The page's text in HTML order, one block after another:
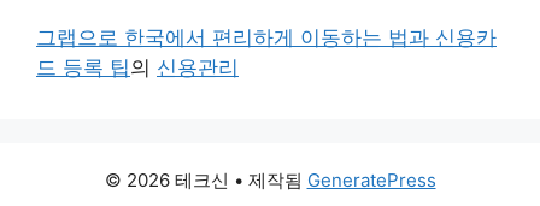
그랩으로 한국에서 편리하게 이동하는 법과 신용카
드 등록 팁의 신용관리
© 2026 테크신 • 제작됨 GeneratePress